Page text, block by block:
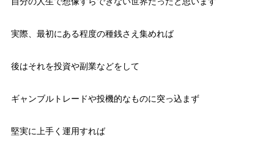
実際、最初にある程度の種銭さえ集めれば
後はそれを投資や副業などをして
ギャンブルトレードや投機的なものに突っ込まず
堅実に上手く運用すれば